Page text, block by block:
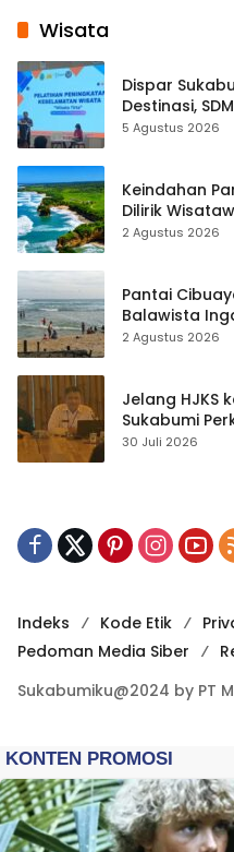
Wisata
Dispar
Destinasi,
hingga Teknik
5 Agustus 2026
Keindahan
Dilirik
2 Agustus 2026
Pantai
Balawista
Waspada
2 Agustus 2026
Jelang HJKS
Sukabumi
Publikasi Digital
30 Juli 2026
Indeks Kode Etik
Pedoman Media Siber
Sukabumiku@2024 by PT